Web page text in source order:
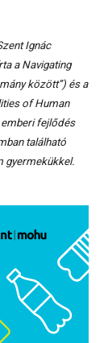
Ignác
a Navigating
között”) és a
of Human
emberi fejlődés
található
gyermekükkel.